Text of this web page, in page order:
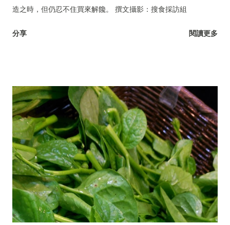
造之時，但仍忍不住買來解饞。 撰文攝影：搜食採訪組
分享 閱讀更多